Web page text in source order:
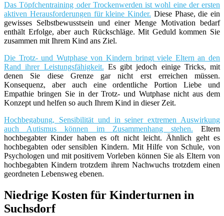
Das Töpfchentraining oder Trockenwerden ist wohl eine der ersten
aktiven Herausforderungen für kleine Kinder. Diese Phase, die ein
gewisses Selbstbewusstsein und einer Menge Motivation bedarf
enthält Erfolge, aber auch Rückschläge. Mit Geduld kommen Sie
zusammen mit Ihrem Kind ans Ziel.
Die Trotz- und Wutphase von Kindern bringt viele Eltern an den
Rand ihrer Leistungsfähigkeit. Es gibt jedoch einige Tricks, mit
denen Sie diese Grenze gar nicht erst erreichen müssen.
Konsequenz, aber auch eine ordentliche Portion Liebe und
Empathie bringen Sie in der Trotz- und Wutphase nicht aus dem
Konzept und helfen so auch Ihrem Kind in dieser Zeit.
Hochbegabung, Sensibilität und in seiner extremen Auswirkung
auch Autismus können im Zusammenhang stehen. Eltern
hochbegabter Kinder haben es oft nicht leicht. Ähnlich geht es
hochbegabten oder sensiblen Kindern. Mit Hilfe von Schule, von
Psychologen und mit positivem Vorleben können Sie als Eltern von
hochbegabten Kindern trotzdem ihrem Nachwuchs trotzdem einen
geordneten Lebensweg ebenen.
Niedrige Kosten für Kinderturnen in
Suchsdorf